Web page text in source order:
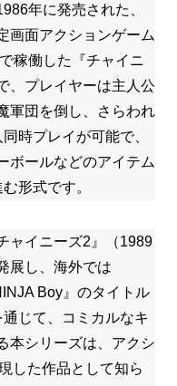
年に発売された、
画面アクションゲーム
稼働した『チャイニ
、プレイヤーは主人公
軍団を倒し、さらわれ
時プレイが可能で、
ボールなどのアイテム
形式です。
ャイニーズ2』（1989
展し、海外では
Boy』のタイトル
じて、コミカルなキ
本シリーズは、アクシ
した作品として知ら